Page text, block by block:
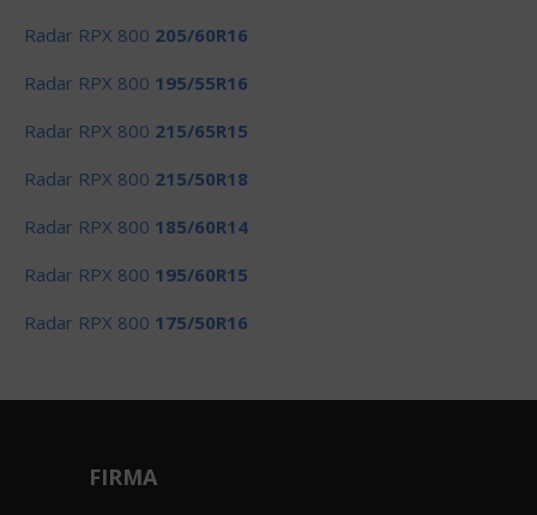
Radar RPX 800 205/60R16
Radar RPX 800 195/55R16
Radar RPX 800 215/65R15
Radar RPX 800 215/50R18
Radar RPX 800 185/60R14
Radar RPX 800 195/60R15
Radar RPX 800 175/50R16
FIRMA